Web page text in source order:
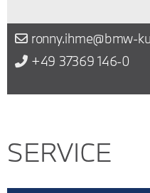
ronny.ihme@bmw-
+49 37369 146-0
SERVICE